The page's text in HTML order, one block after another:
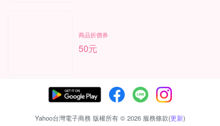
商品折價券
50元
Yahoo台灣電子商務 版權所有 © 2026 服務條款(更新)